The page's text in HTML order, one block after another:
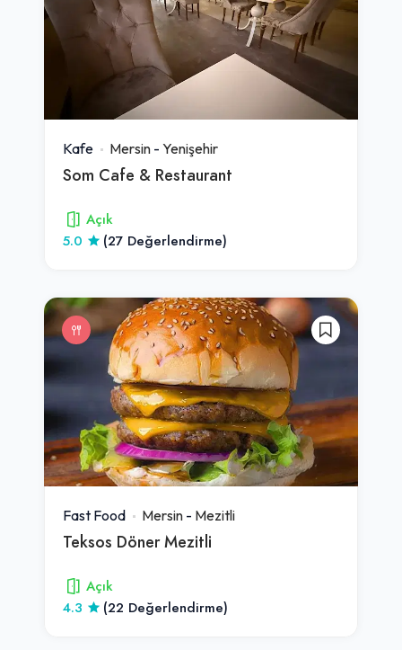
Kafe Mersin - Yenişehir
Som Cafe & Restaurant
Açık
5.0
(27 Değerlendirme)
Fast Food Mersin - Mezitli
Teksos Döner Mezitli
Açık
4.3
(22 Değerlendirme)